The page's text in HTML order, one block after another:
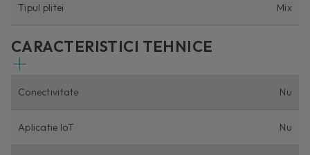
Tipul plitei Mix
CARACTERISTICI TEHNICE
Conectivitate Nu
Aplicatie IoT Nu